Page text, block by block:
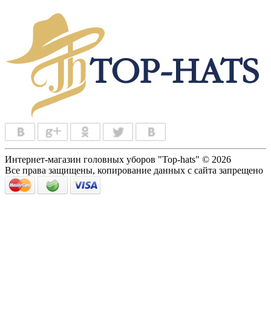
Интернет-магазин головных уборов "Top-hats" © 2026
Все права защищены, копирование данных с сайта запрещено